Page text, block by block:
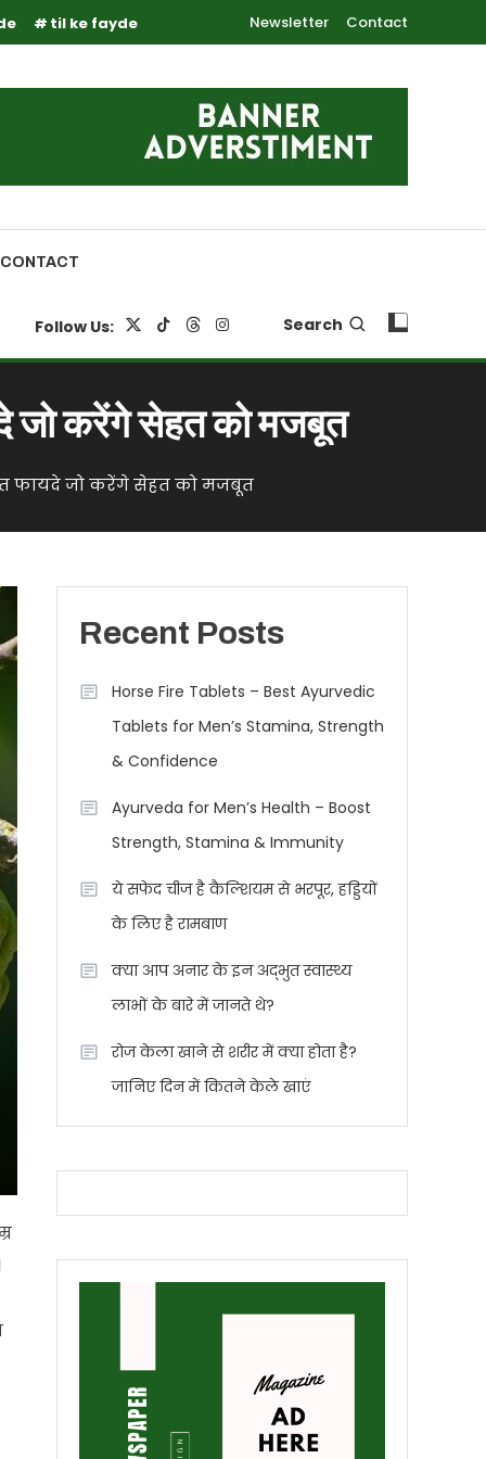
til ke fayde Newsletter Contact
CONTACT
Follow Us: Search
करेंगे सेहत को मजबूत
फायदे जो करेंगे सेहत को मजबूत
Recent Posts
Horse Fire Tablets – Best Ayurvedic
Tablets for Men’s Stamina, Strength
& Confidence
Ayurveda for Men’s Health – Boost
Strength, Stamina & Immunity
ये सफेद चीज है कैल्शियम से भरपूर, हड्डियों
के लिए है रामबाण
क्या आप अनार के इन अद्भुत स्वास्थ्य
लाभों के बारे में जानते थे?
रोज केला खाने से शरीर में क्या होता है?
जानिए दिन में कितने केले खाएं